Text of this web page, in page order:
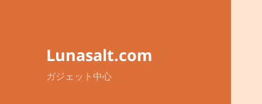
Lunasalt.com
ガジェット中心